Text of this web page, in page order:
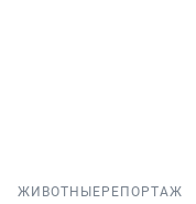
ЖИВОТНЫЕ РЕПОРТАЖ